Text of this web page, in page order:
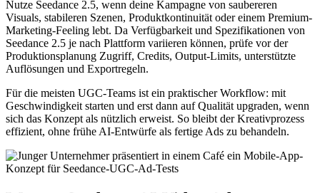
Nutze Seedance 2.5, wenn deine Kampagne von saubereren
Visuals, stabileren Szenen, Produktkontinuität oder einem Premium-
Marketing-Feeling lebt. Da Verfügbarkeit und Spezifikationen von
Seedance 2.5 je nach Plattform variieren können, prüfe vor der
Produktionsplanung Zugriff, Credits, Output-Limits, unterstützte
Auflösungen und Exportregeln.
Für die meisten UGC-Teams ist ein praktischer Workflow: mit
Geschwindigkeit starten und erst dann auf Qualität upgraden, wenn
sich das Konzept als nützlich erweist. So bleibt der Kreativprozess
effizient, ohne frühe AI-Entwürfe als fertige Ads zu behandeln.